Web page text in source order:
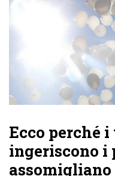
Ecco perché
ingeriscono i